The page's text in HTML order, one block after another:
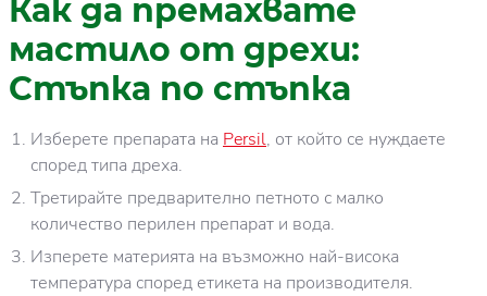
Как да премахвате
мастило от дрехи:
Стъпка по стъпка
Изберете препарата на Persil, от който се нуждаете
според типа дреха.
Третирайте предварително петното с малко
количество перилен препарат и вода.
Изперете материята на възможно най-висока
температура според етикета на производителя.